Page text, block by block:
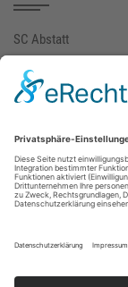
SC Abstatt
SGM-ABI (extern)
FuPa
Gemeinde Abstatt
Social Media